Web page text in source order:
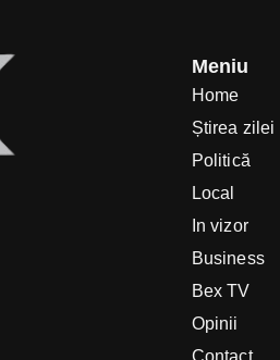
Meniu
Home
Știrea zilei
Politică
Local
In vizor
Business
Bex TV
Opinii